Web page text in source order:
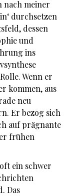
nach meiner
durchsetzen
dessen
und
ins
Wenn er
kommen, aus
neu
Er bezog sich
auf prägnante
frühen
ein schwer
Das